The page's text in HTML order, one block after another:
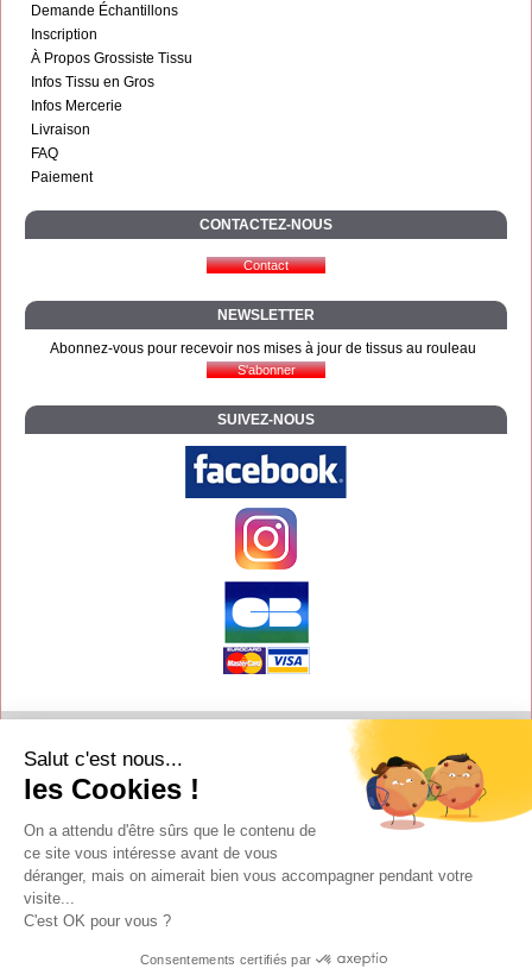
Demande Échantillons
Inscription
À Propos Grossiste Tissu
Infos Tissu en Gros
Infos Mercerie
Livraison
FAQ
Paiement
CONTACTEZ-NOUS
NEWSLETTER
Abonnez-vous pour recevoir nos mises à jour de tissus au rouleau
SUIVEZ-NOUS
Mentions légales
Textimania
Salut c'est nous...
les Cookies !
On a attendu d'être sûrs que le contenu de
ce site vous intéresse avant de vous
déranger, mais on aimerait bien vous accompagner pendant votre
visite...
C'est OK pour vous ?
Consentements certifiés par